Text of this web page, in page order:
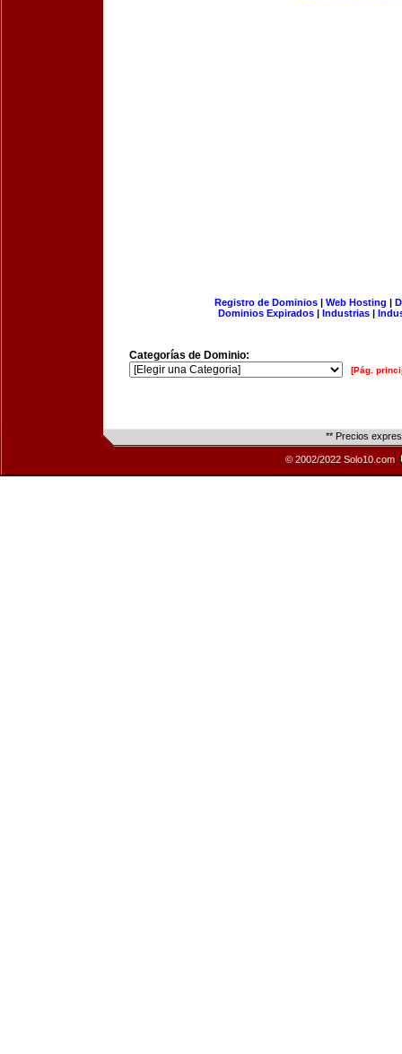
Registro de Dominios| Web Hosting |
Dominios Expirados | Industrias |
Categorías de Dominio:
[Pág.
** Precios
© 2002/2022 Solo10.com